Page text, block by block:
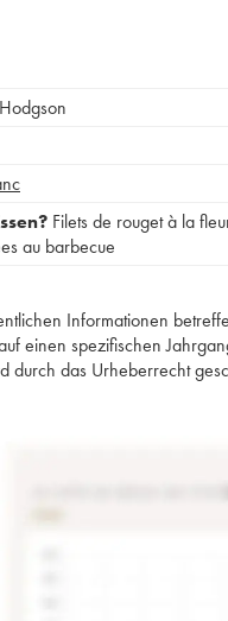
Filets de rouget à la
au barbecue
Informationen
einen spezifischen
durch das Urheberrecht